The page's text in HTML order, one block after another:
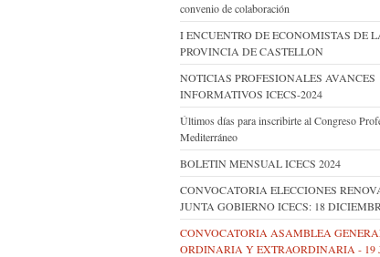
convenio de colaboración
I ENCUENTRO DE ECONOMISTAS DE
PROVINCIA DE CASTELLON
NOTICIAS PROFESIONALES AVANCES
INFORMATIVOS ICECS-2024
Últimos días para inscribirte al Congreso
Mediterráneo
BOLETIN MENSUAL ICECS 2024
CONVOCATORIA ELECCIONES
JUNTA GOBIERNO ICECS: 18
CONVOCATORIA ASAMBLEA
ORDINARIA Y EXTRAORDINARIA - 19